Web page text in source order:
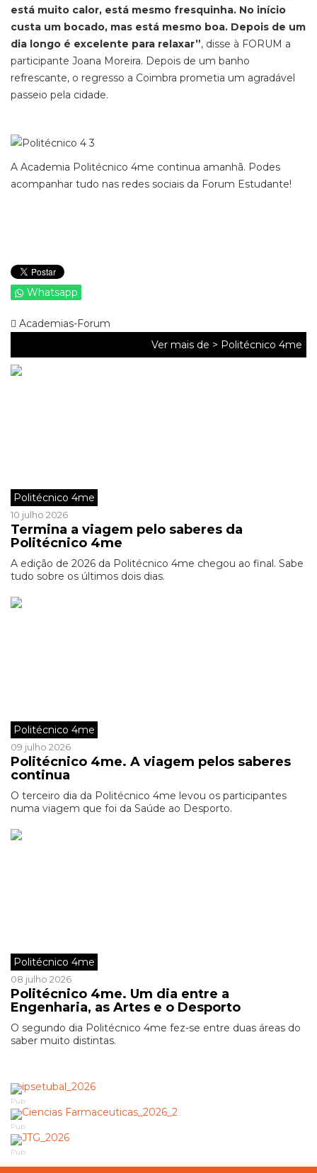
está muito calor, está mesmo fresquinha. No início
custa um bocado, mas está mesmo boa. Depois de um
dia longo é excelente para relaxar”, disse à FORUM a
participante Joana Moreira. Depois de um banho
refrescante, o regresso a Coimbra prometia um agradável
passeio pela cidade.
A Academia Politécnico 4me continua amanhã. Podes
acompanhar tudo nas redes sociais da Forum Estudante!
Whatsapp
Academias-Forum
Ver mais de > Politécnico 4me
Politécnico 4me
10 julho 2026
Termina a viagem pelo saberes da
Politécnico 4me
A edição de 2026 da Politécnico 4me chegou ao final. Sabe
tudo sobre os últimos dois dias.
Politécnico 4me
09 julho 2026
Politécnico 4me. A viagem pelos saberes
continua
O terceiro dia da Politécnico 4me levou os participantes
numa viagem que foi da Saúde ao Desporto.
Politécnico 4me
08 julho 2026
Politécnico 4me. Um dia entre a
Engenharia, as Artes e o Desporto
O segundo dia Politécnico 4me fez-se entre duas áreas do
saber muito distintas.
Pub
Pub
Pub